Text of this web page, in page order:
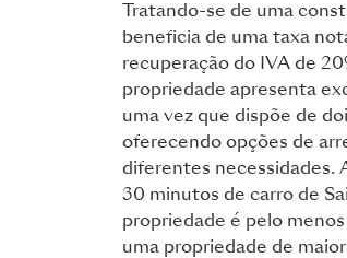
Tratando-se de uma
beneficia de uma taxa
recuperação do IVA de
propriedade apresenta
uma vez que dispõe de
oferecendo opções de
diferentes necessidades.
30 minutos de carro de
propriedade é pelo
uma propriedade de